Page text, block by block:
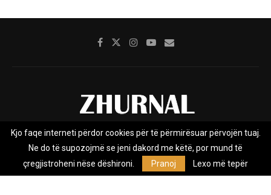
Rreth nesh Impresumi Marketing
Privacy Policy
Zhurnal.mk është Agjenci e Lajmeve e pavarur, e themeluar në vitin
Kjo faqe interneti përdor cookies për të përmirësuar përvojën tuaj.
Ne do të supozojmë se jeni dakord me këtë, por mund të
çregjistroheni nëse dëshironi.
Pranoj Lexo më tepër